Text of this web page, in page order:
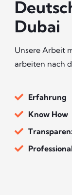
Dubai
Unsere Arbeit
arbeiten nach
Erfahrung
Know How